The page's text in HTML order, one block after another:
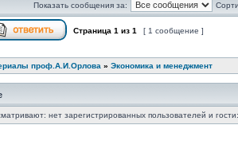
Показать сообщения за:
Страница 1 из 1 [ 1 сообщение ]
проф.А.И.Орлова » Экономика и менеджмент
нет зарегистрированных пользователей и